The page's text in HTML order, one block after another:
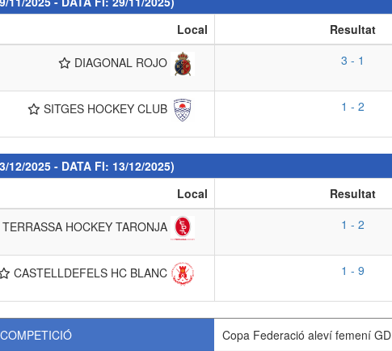
Local Resultat
DIAGONAL ROJO 3 - 1
SITGES HOCKEY CLUB 1 - 2
12/2025 - DATA FI: 13/12/2025)
Local Resultat
HOCKEY TARONJA 1 - 2
CASTELLDEFELS HC BLANC 1 - 9
Copa Federació aleví femení GD